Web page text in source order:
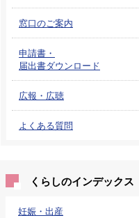
窓口のご案内
申請書・
届出書ダウンロード
広報・広聴
よくある質問
くらしのインデックス
妊娠・出産